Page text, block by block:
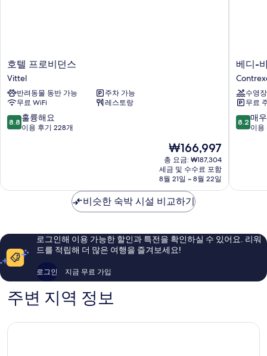
호
텔
프
로
비
던
스
호텔 프로비던스
Vittel
반려동물 동반 가능
주차 가능
무료 WiFi
레스토랑
10
점
훌
이
후
기
8.8 훌륭해요
이용 후기 228개
현
재
요
금
₩166,997
₩166,997
총 요금: ₩187,304
세금 및 수수료 포함
8월 21일 ~ 8월 22일
베
디-
바
이
오
텔
베디-
수영장
무료
10
점
매
요,
이
8.2 매
이용
비슷한 숙박 시설 비교하기
로그인해 이용 가능한 할인과 특전을 확인하실 수 있어요. 리워
드를 적립해 더 많은 여행을 즐겨보세요!
로그인 지금 무료 가입
주변 지역 정보